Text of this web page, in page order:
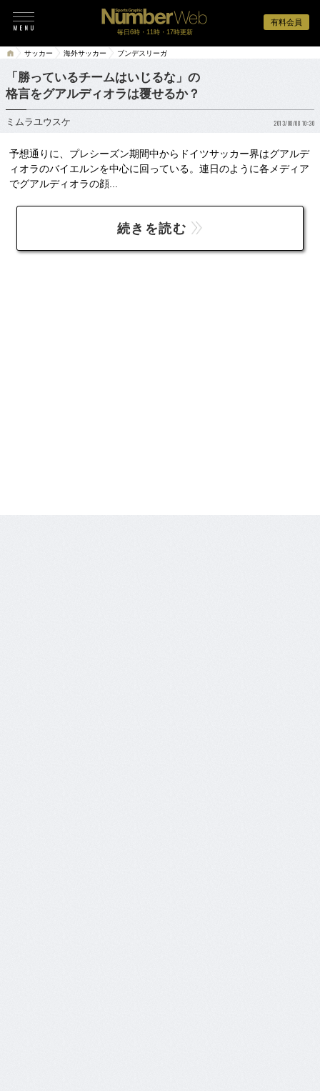
有料会員
毎日6時・11時・17時更新
サッカー 海外サッカー ブンデスリーガ
「勝っているチームはいじるな」の
格言をグアルディオラは覆せるか？
ミムラユウスケ 2013/08/08 10:30
予想通りに、プレシーズン期間中からドイツサッカー界はグアルデ
ィオラのバイエルンを中心に回っている。連日のように各メディア
でグアルディオラの顔...
続きを読む